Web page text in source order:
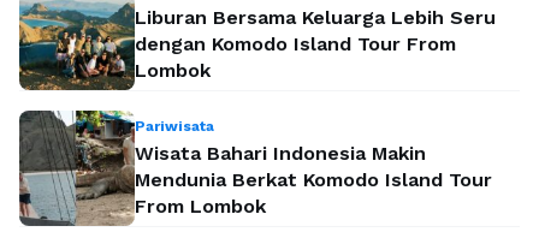
Liburan Bersama Keluarga Lebih Seru
dengan Komodo Island Tour From
Lombok
Pariwisata
Wisata Bahari Indonesia Makin
Mendunia Berkat Komodo Island Tour
From Lombok